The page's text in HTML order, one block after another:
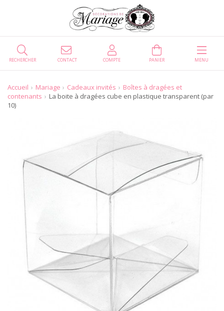
CONTACT
RECHERCHER COMPTE PANIER MENU
Accueil Mariage Cadeaux invités
Boîtes à dragées et
contenants
La boite à dragées cube en plastique transparent (par
10)